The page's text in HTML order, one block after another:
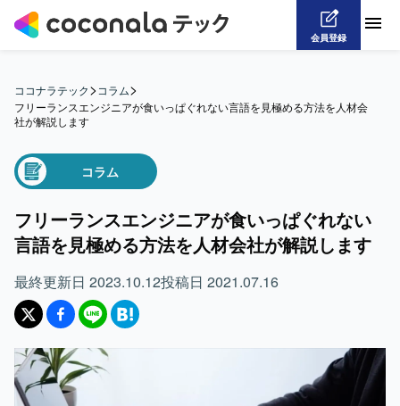
会員登録
ココナラテック> コラム>
フリーランスエンジニアが食いっぱぐれない言語を見極める方法を人材会
社が解説します
コラム
フリーランスエンジニアが食いっぱぐれない
言語を見極める方法を人材会社が解説します
最終更新日 2023.10.12投稿日 2021.07.16